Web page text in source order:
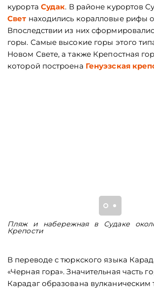
курорта Судак. В районе курортов
Свет находились коралловые рифы
Впоследствии из них
горы. Самые высокие горы этого
Новом Свете, а также Крепостная
которой построена Генуэзская
Пляж и набережная в Судаке
Крепости
В переводе с тюркского языка
«Черная гора». Значительная часть
Карадаг образована вулканическим